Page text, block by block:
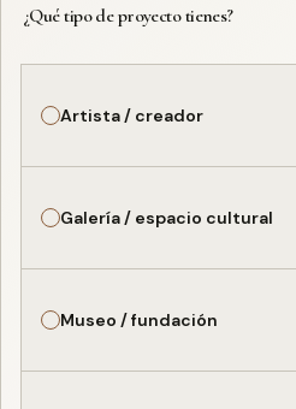
¿Qué tipo de proyecto tienes?
Artista / creador
Galería / espacio cultural
Museo / fundación